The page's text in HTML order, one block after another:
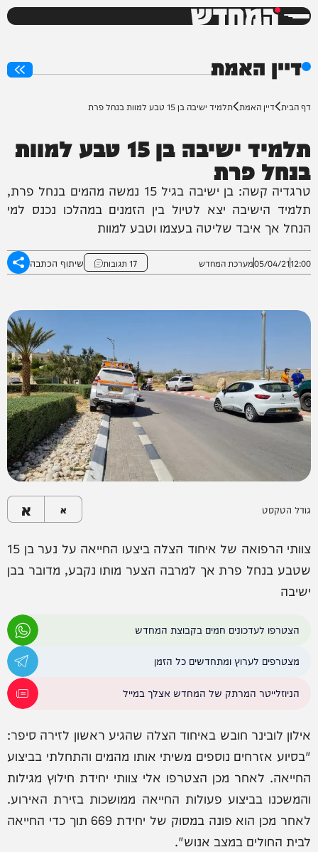
המחדש
דיין האמת
דף הבית דיין האמת תלמיד ישיבה בן 15 טבע למוות בנחל פרת
תלמיד ישיבה בן 15 טבע למוות
בנחל פרת
טרגדיה קשה: בן ישיבה בגיל 15 נמשה מהמים בנחל פרת,
תלמיד הישיבה יצא לטיול בין הזמנים במהלכו נכנס למי
הנחל אך איבד שליטה בעצמו וטבע למוות
12:00
05/04/21מערכת המחדש 17 תגובות שיתוף הכתבה
גודל הטקסט א א
צוותי הרפואה של איחוד הצלה ביצעו החייאה על נער בן 15
שטבע בנחל פרת אך למרבה הצער מותו נקבע, מדובר בבן
ישיבה
הצטרפו לעדכונים חמים בקבוצת המחדש
מצטרפים לערוץ ומתחדשים כל הזמן
הניוזלייטר המרתק של המחדש אצלך במייל
אילון לובינר חובש באיחוד הצלה שהגיע ראשון לזירה סיפר:
"בסיוע אזרחים נוספים משיתי אותו מהמים והתחלתי בביצוע
החייאה. לאחר מכן הצטרפו אלי צוותי יחידת חילוץ מגילות
והמשכנו בביצוע פעולות החייאה ממושכות בזירת האירוע.
לאחר מכן הוא פונה במסוק של יחידת 669 תוך כדי החייאה
לבית החולים במצב אנוש".